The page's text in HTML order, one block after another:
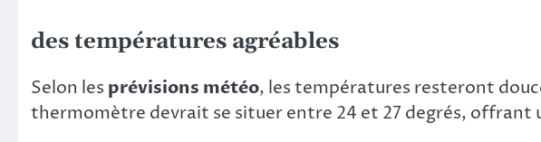
des températures agréables
Selon les prévisions météo, les températures resteront
thermomètre devrait se situer entre 24 et 27 degrés, offrant